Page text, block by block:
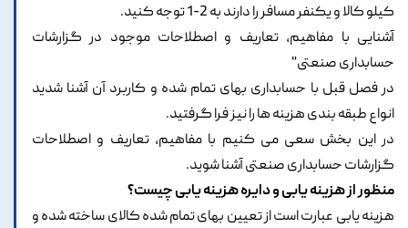
کیلو کالا و یکنفر مسافر را دارند به 2-1 توجه کنید.
آشنایی با مفاهیم، تعاریف و اصطلاحات موجود در گزارشات
حسابداری صنعتی"
در فصل قبل با حسابداری بهای تمام شده و کاربرد آن آشنا شدید
انواع طبقه بندی هزینه ها را نیز فرا گرفتید.
در این بخش سعی می کنیم با مفاهیم، تعاریف و اصطلاحات
گزارشات حسابداری صنعتی آشنا شوید.
منظور از هزینه یابی و دایره هزینه یابی چیست؟
هزینه یابی عبارت است از تعیین بهای تمام شده کالای ساخته شده و